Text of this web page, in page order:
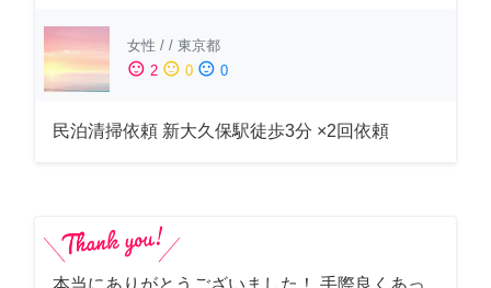
女性 / / 東京都
sentiment_satisfied 2 sentiment_neutral 0 sentiment_dissatisfied 0
民泊清掃依頼 新大久保駅徒歩3分 ×2回依頼